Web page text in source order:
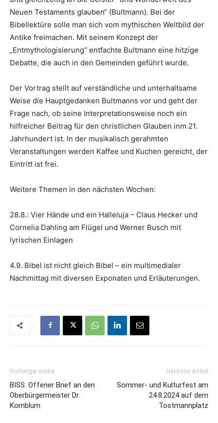
Neuen Testaments glauben“ (Bultmann). Bei der
Bibellektüre solle man sich vom mythischen Weltbild der
Antike freimachen. Mit seinem Konzept der
„Entmythologisierung“ entfachte Bultmann eine hitzige
Debatte, die auch in den Gemeinden geführt wurde.
Der Vortrag stellt auf verständliche und unterhaltsame
Weise die Hauptgedanken Bultmanns vor und geht der
Frage nach, ob seine Interpretationsweise noch ein
hilfreicher Beitrag für den christlichen Glauben inm 21.
Jahrhundert ist. In der musikalisch gerahmten
Veranstaltungen werden Kaffee und Kuchen gereicht, der
Eintritt ist frei.
Weitere Themen in den nächsten Wochen:
28.8.: Vier Hände und ein Halleluja – Claus Hecker und
Cornelia Dahling am Flügel und Werner Busch mit
lyrischen Einlagen
4.9. Bibel ist nicht gleich Bibel – ein multimedialer
Nachmittag mit diversen Exponaten und Erläuterungen.
Vorheriger Artikel
BISS: Offener Brief an den
Oberbürgermeister Dr.
Kornblum
Nächster Artikel
Sommer- und Kulturfest am
24.8.2024 auf dem
Tostmannplatz